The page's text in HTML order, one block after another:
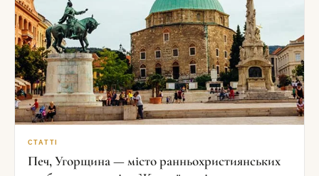
СТАТТІ
Печ, Угорщина — місто ранньохристиянських